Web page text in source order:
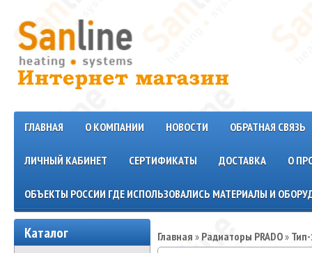
ГЛАВНАЯ О КОМПАНИИ НОВОСТИ ОБРАТНАЯ СВЯЗЬ
ЛИЧНЫЙ КАБИНЕТ СЕРТИФИКАТЫ ДОСТАВКА О
ОБЪЕКТЫ РОССИИ ГДЕ ИСПОЛЬЗОВАЛИСЬ МАТЕРИАЛЫ И
Каталог Главная » Радиаторы PRADO»